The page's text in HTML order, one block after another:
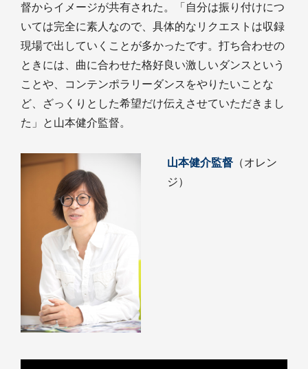
督からイメージが共有された。「自分は振り付けにつ
いては完全に素人なので、具体的なリクエストは収録
現場で出していくことが多かったです。打ち合わせの
ときには、曲に合わせた格好良い激しいダンスという
ことや、コンテンポラリーダンスをやりたいことな
ど、ざっくりとした希望だけ伝えさせていただきまし
た」と山本健介監督。
山本健介監督 （オレン
ジ）